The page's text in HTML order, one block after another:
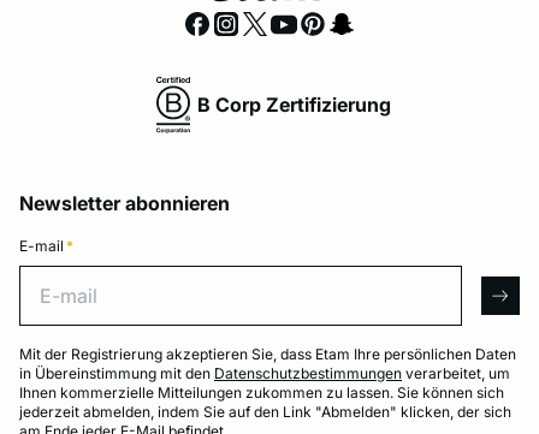
B Corp Zertifizierung
Newsletter abonnieren
E-mail *
Mit der Registrierung akzeptieren Sie, dass Etam Ihre persönlichen Daten
in Übereinstimmung mit den Datenschutzbestimmungen verarbeitet, um
Ihnen kommerzielle Mitteilungen zukommen zu lassen. Sie können sich
jederzeit abmelden, indem Sie auf den Link "Abmelden" klicken, der sich